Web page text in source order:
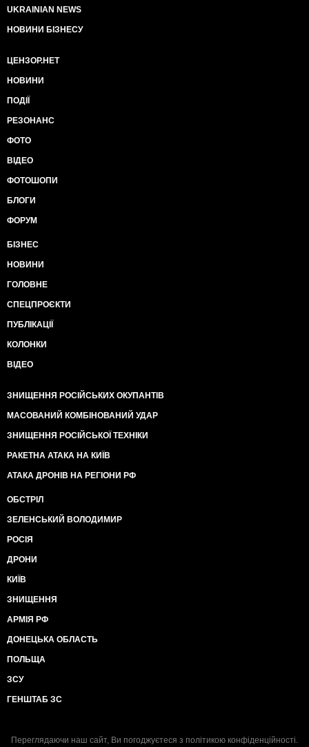
UKRAINIAN NEWS
НОВИНИ БІЗНЕСУ
ЦЕНЗОР.НЕТ
НОВИНИ
ПОДІЇ
РЕЗОНАНС
ФОТО
ВІДЕО
ФОТОШОПИ
БЛОГИ
ФОРУМ
БІЗНЕС
НОВИНИ
ГОЛОВНЕ
СПЕЦПРОЄКТИ
ПУБЛІКАЦІЇ
КОЛОНКИ
ВІДЕО
ЗНИЩЕННЯ РОСІЙСЬКИХ ОКУПАНТІВ
МАСОВАНИЙ КОМБІНОВАНИЙ УДАР
ЗНИЩЕННЯ РОСІЙСЬКОЇ ТЕХНІКИ
РАКЕТНА АТАКА НА КИЇВ
АТАКА ДРОНІВ НА РЕГІОНИ РФ
ОБСТРІЛ
ЗЕЛЕНСЬКИЙ ВОЛОДИМИР
РОСІЯ
ДРОНИ
КИЇВ
ЗНИЩЕННЯ
АРМІЯ РФ
ДОНЕЦЬКА ОБЛАСТЬ
ПОЛЬЩА
ЗСУ
ГЕНШТАБ ЗС
Переглядаючи наш сайт, Ви погоджуєтеся з політикою конфіденційності.